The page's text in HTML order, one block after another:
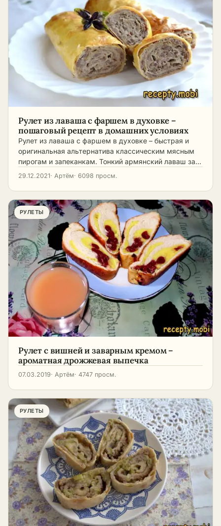
Рулет из лаваша с фаршем в духовке –
пошаговый рецепт в домашних условиях
Рулет из лаваша с фаршем в духовке – быстрая и
оригинальная альтернатива классическим мясным
пирогам и запеканкам. Тонкий армянский лаваш за…
29.12.2021· Артём· 6098 просм.
РУЛЕТЫ
Рулет с вишней и заварным кремом –
ароматная дрожжевая выпечка
07.03.2019· Артём· 4747 просм.
РУЛЕТЫ